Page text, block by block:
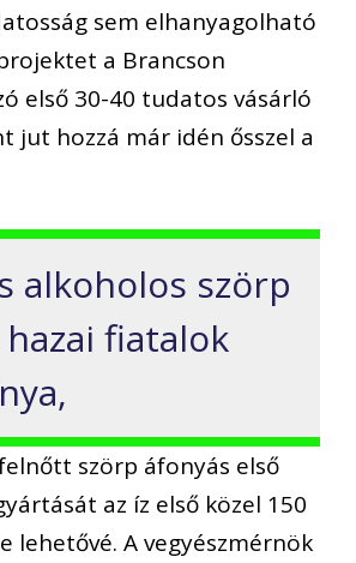
sem elhanyagolható
a Brancson
első 30-40 tudatos vásárló
jut hozzá már idén ősszel a
alkoholos szörp
fiatalok
szörp áfonyás első
az íz első közel 150
lehetővé. A vegyészmérnök